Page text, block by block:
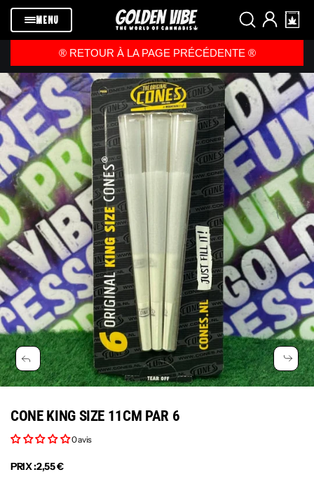
Passer au
contenuMENU
®️ RETOUR À LA PAGE PRÉCÉDENTE ®️
CONE KING SIZE 11CM PAR 6
0 avis
PRIX :2,55 €